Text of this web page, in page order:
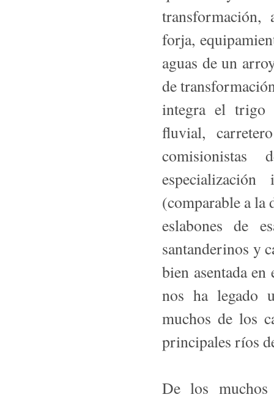
transformación,
forja,
aguas de un
de
integra el trigo
fluvial,
(comparable a la
eslabones de
santanderinos y
bien asentada
nos ha legado
muchos de los
principales ríos
De los